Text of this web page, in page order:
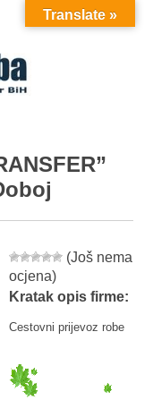
MENU
(Još nema
ocjena)
Kratak opis firme:
Cestovni prijevoz robe
Translate »